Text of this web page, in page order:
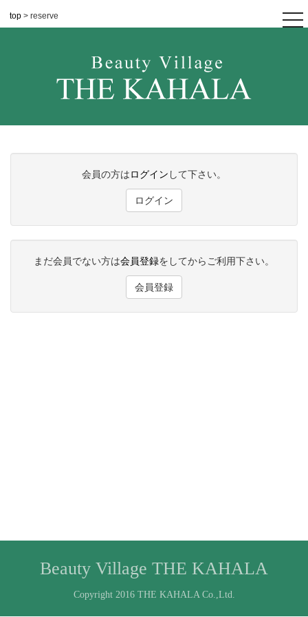
top > reserve
会員の方はログイン して下さい。
ログイン
まだ会員でない方は会員登録をしてからご利用下さい。
会員登録
Beauty Village THE KAHALA
Copyright 2016 THE KAHALA Co.,Ltd.